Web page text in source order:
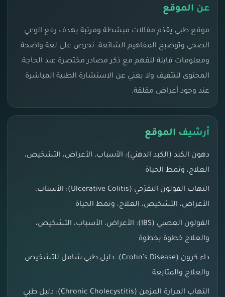
عن الموقع
موقع طبي يقدّم مقالات مبسّطة ومرتبة بهدف رفع الوعي
الصحي وتوضيح المفاهيم الشائعة. نحرص على لغة واضحة
ومعلومات قابلة للفهم مع ذكر مصادر مختصرة عند الحاجة.
المحتوى للتثقيف ولا يغني عن الاستشارة الطبية المباشرة
عند وجود أعراض مقلقة.
أرشيف الموقع
دهون الكبد (الكبد الدهني): الأسباب، الأعراض، التشخيص،
العلاج، ونمط الحياة
التهاب القولون التقرّحي (Ulcerative Colitis): الأسباب،
الأعراض، التشخيص، العلاج، ونمط الحياة
القولون العصبي (IBS): الأعراض، الأسباب، التشخيص،
والعلاج خطوة بخطوة
داء كرون (Crohn’s Disease): دليل طبي شامل للتشخيص
والعلاج والمتابعة
التهاب المرارة المزمن (Chronic Cholecystitis): دليل طبي